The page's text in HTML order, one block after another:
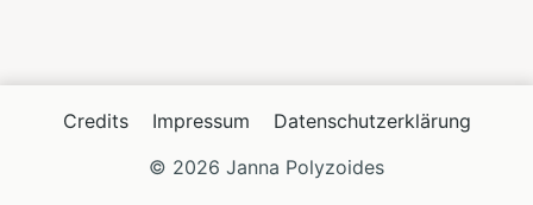
Credits Impressum
Datenschutzerklärung
© 2026 Janna Polyzoides